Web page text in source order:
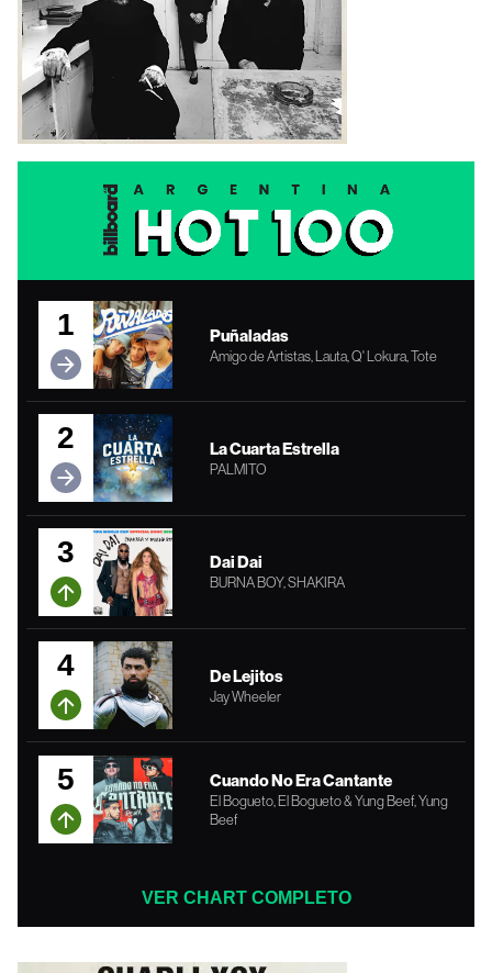
1 Puñaladas
Amigo de Artistas, Lauta, Q' Lokura, Tote
2 La Cuarta Estrella
PALMITO
3 Dai Dai
BURNA BOY, SHAKIRA
4 De Lejitos
Jay Wheeler
5 Cuando No Era Cantante
El Bogueto, El Bogueto & Yung Beef, Yung
Beef
VER CHART COMPLETO